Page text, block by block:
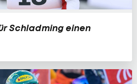
Schladming einen